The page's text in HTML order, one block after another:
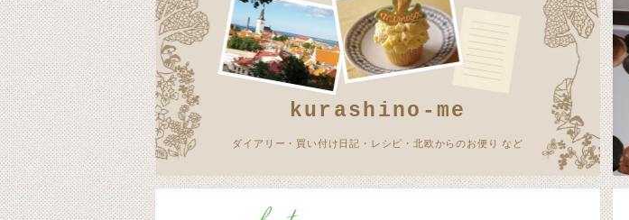
kurashino-me
ダイアリー・買い付け日記・レシピ・北欧からのお便り など